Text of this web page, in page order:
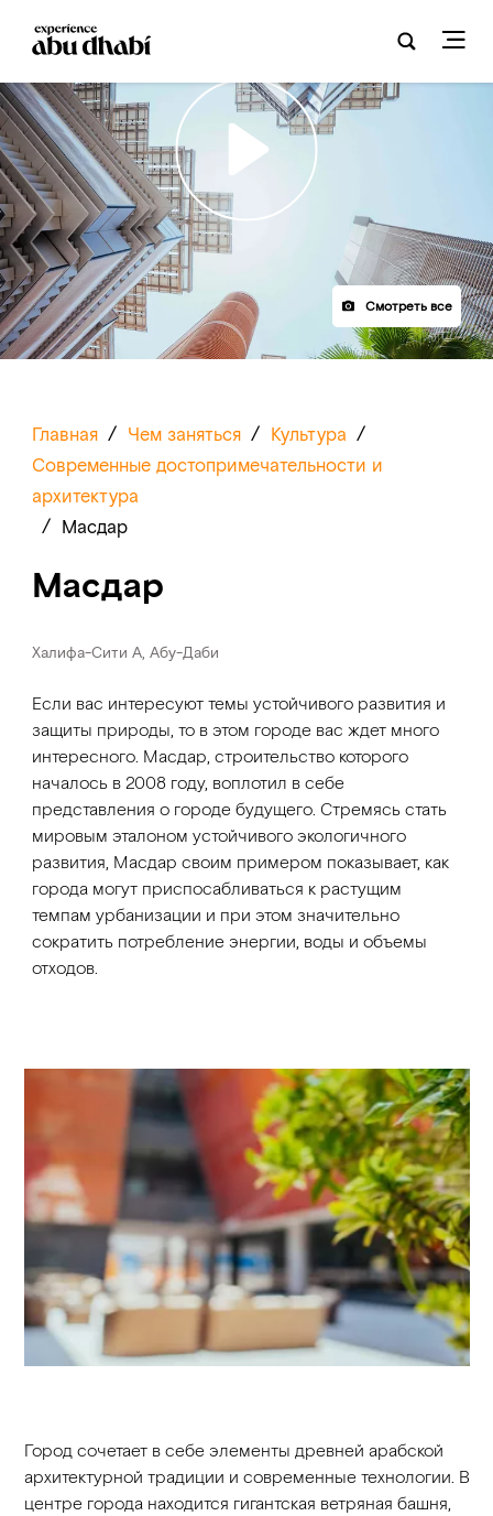
Смотреть все
Главная / Чем заняться / Культура /
Современные достопримечательности и
архитектура
/ Масдар
Масдар
Халифа-Сити А, Абу-Даби
Если вас интересуют темы устойчивого развития и
защиты природы, то в этом городе вас ждет много
интересного. Масдар, строительство которого
началось в 2008 году, воплотил в себе
представления о городе будущего. Стремясь стать
мировым эталоном устойчивого экологичного
развития, Масдар своим примером показывает, как
города могут приспосабливаться к растущим
темпам урбанизации и при этом значительно
сократить потребление энергии, воды и объемы
отходов.
Город сочетает в себе элементы древней арабской
архитектурной традиции и современные технологии. В
центре города находится гигантская ветряная башня,